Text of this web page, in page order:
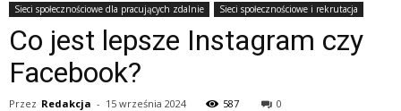
Sieci społecznościowe dla pracujących zdalnie Sieci społecznościowe i rekrutacja
Co jest lepsze Instagram czy
Facebook?
Przez Redakcja - 15 września 2024 587 0